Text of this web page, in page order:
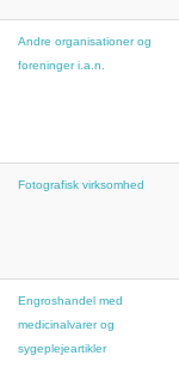
Andre organisationer og
foreninger i.a.n.
Fotografisk virksomhed
Engroshandel med
medicinalvarer og
sygeplejeartikler